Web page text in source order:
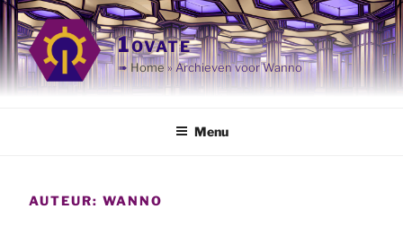
Ga
naar
de
inhoud
1ovate
➠ Home» Archieven voor Wanno
Menu
AUTEUR: WANNO